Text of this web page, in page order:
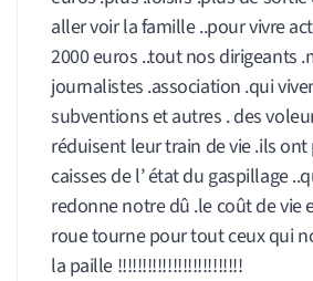
aller voir la famille ..pour vivre
2000 euros ..tout nos dirigeants
journalistes .association .qui
subventions et autres . des
réduisent leur train de vie .ils
caisses de l’ état du gaspillage
redonne notre dû .le coût de vie
roue tourne pour tout ceux qui
la paille !!!!!!!!!!!!!!!!!!!!!!!!!